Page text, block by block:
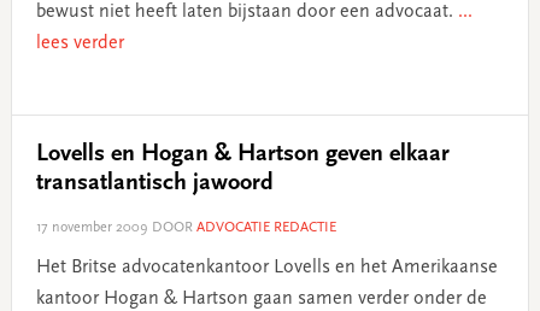
bewust niet heeft laten bijstaan door een advocaat. ...
lees verder
Lovells en Hogan & Hartson geven elkaar
transatlantisch jawoord
17 november 2009 DOOR ADVOCATIE REDACTIE
Het Britse advocatenkantoor Lovells en het Amerikaanse
kantoor Hogan & Hartson gaan samen verder onder de